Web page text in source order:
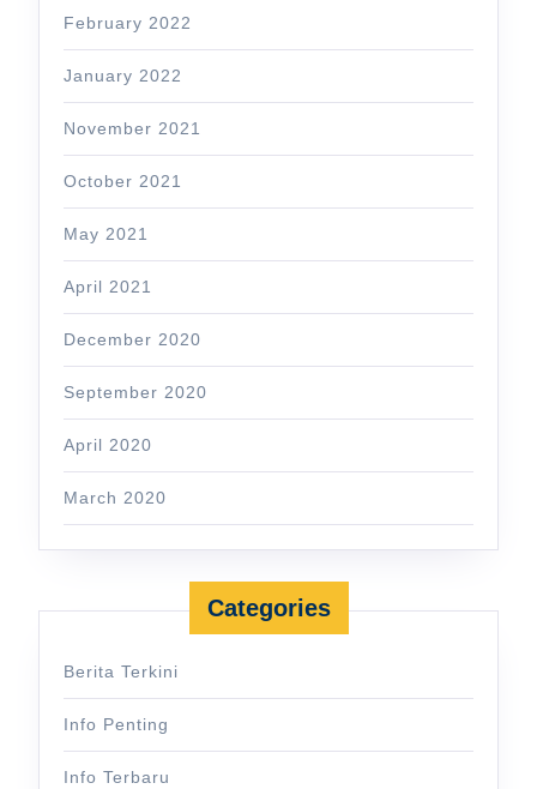
February 2022
January 2022
November 2021
October 2021
May 2021
April 2021
December 2020
September 2020
April 2020
March 2020
Categories
Berita Terkini
Info Penting
Info Terbaru